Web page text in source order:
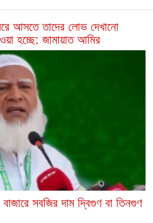
আসতে তাদের লোভ দেখানো
হচ্ছে: জামায়াত আমির
সবজির দাম দ্বিগুণ বা তিনগুণ